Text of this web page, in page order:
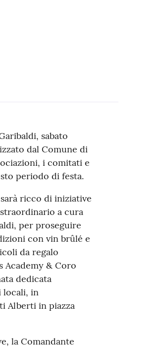
sabato
dal Comune di
i comitati e
periodo di festa.
ricco di iniziative
a cura
per proseguire
con vin brûlé e
da regalo
Academy & Coro
dedicata
locali, in
Alberti in piazza
la Comandante